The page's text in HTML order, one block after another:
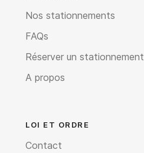
Nos stationnements
FAQs
Réserver un stationnement
A propos
LOI ET ORDRE
Contact